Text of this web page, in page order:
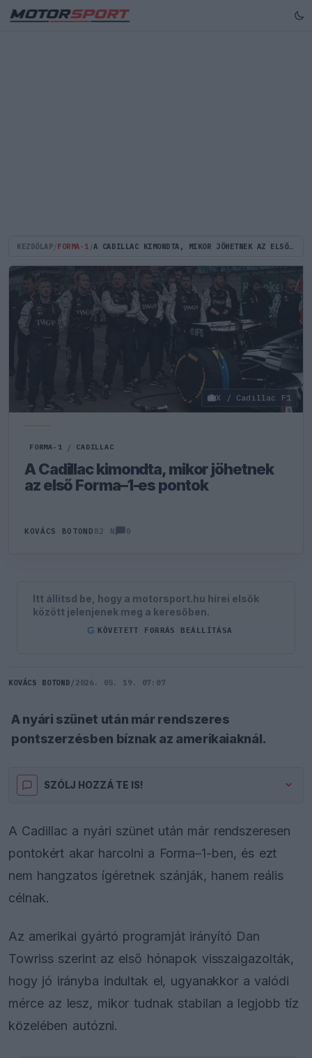
KEZDŐLAP FORMA-1 A CADILLAC KIMONDTA, MIKOR JÖHETNEK AZ ELSŐ FORMA–1-ES PONTOK
X / Cadillac F1
FORMA-1 / CADILLAC
A Cadillac kimondta, mikor jöhetnek
az első Forma–1-es pontok
KOVÁCS BOTOND 82 N 0
Itt állítsd be, hogy a motorsport.hu hírei elsők
között jelenjenek meg a keresőben.
G KÖVETETT FORRÁS BEÁLLÍTÁSA
KOVÁCS BOTOND / 2026. 05. 19. 07:07
A nyári szünet után már rendszeres
pontszerzésben bíznak az amerikaiaknál.
SZÓLJ HOZZÁ TE IS!
A Cadillac a nyári szünet után már rendszeresen
pontokért akar harcolni a Forma–1-ben, és ezt
nem hangzatos ígéretnek szánják, hanem reális
célnak.
Az amerikai gyártó programját irányító Dan
Towriss szerint az első hónapok visszaigazolták,
hogy jó irányba indultak el, ugyanakkor a valódi
mérce az lesz, mikor tudnak stabilan a legjobb tíz
közelében autózni.